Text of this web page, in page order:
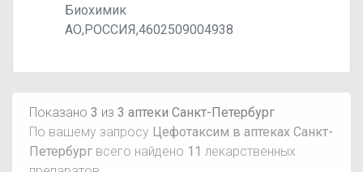
Биохимик
АО,РОССИЯ,4602509004938
Показано 3 из 3 аптеки Санкт-Петербург
По вашему запросу Цефотаксим в аптеках Санкт-
Петербург всего найдено 11 лекарственных